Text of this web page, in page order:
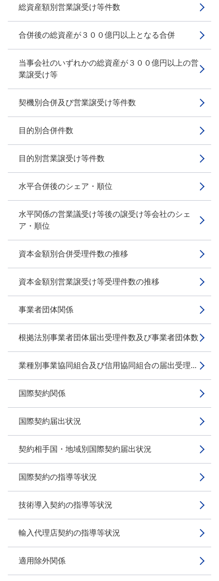
総資産額別営業譲受け等件数
合併後の総資産が３００億円以上となる合併
当事会社のいずれかの総資産が３００億円以上の営
業譲受け等
契機別合併及び営業譲受け等件数
目的別合併件数
目的別営業譲受け等件数
水平合併後のシェア・順位
水平関係の営業議受け等後の譲受け等会社のシェ
ア・順位
資本金額別合併受理件数の推移
資本金額別営業譲受け等受理件数の推移
事業者団体関係
根拠法別事業者団体届出受理件数及び事業者団体数
業種別事業協同組合及び信用協同組合の届出受理...
国際契約関係
国際契約届出状況
契約相手国・地域別国際契約届出状況
国際契約の指導等状況
技術導入契約の指導等状況
輸入代理店契約の指導等状況
適用除外関係